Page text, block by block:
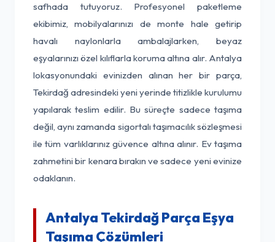
safhada tutuyoruz. Profesyonel paketleme
ekibimiz, mobilyalarınızı de monte hale getirip
havalı naylonlarla ambalajlarken, beyaz
eşyalarınızı özel kılıflarla koruma altına alır. Antalya
lokasyonundaki evinizden alınan her bir parça,
Tekirdağ adresindeki yeni yerinde titizlikle kurulumu
yapılarak teslim edilir. Bu süreçte sadece taşıma
değil, aynı zamanda sigortalı taşımacılık sözleşmesi
ile tüm varlıklarınız güvence altına alınır. Ev taşıma
zahmetini bir kenara bırakın ve sadece yeni evinize
odaklanın.
Antalya Tekirdağ Parça Eşya
Taşıma Çözümleri